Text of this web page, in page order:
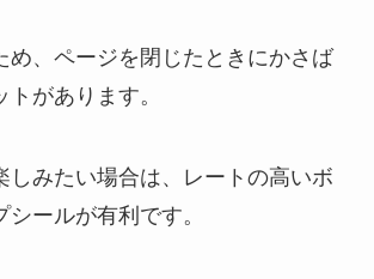
め、ページを閉じたときにかさば
があります。
しみたい場合は、レートの高いボ
ールが有利です。